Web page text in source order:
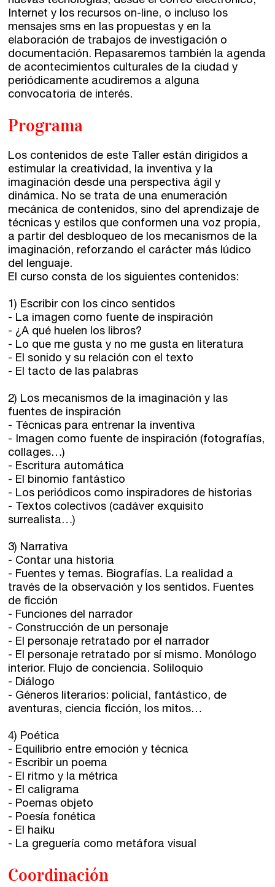
Internet y los recursos on-line, o incluso los
mensajes sms en las propuestas y en la
elaboración de trabajos de investigación o
documentación. Repasaremos también la agenda
de acontecimientos culturales de la ciudad y
periódicamente acudiremos a alguna
convocatoria de interés.
Programa
Los contenidos de este Taller están dirigidos a
estimular la creatividad, la inventiva y la
imaginación desde una perspectiva ágil y
dinámica. No se trata de una enumeración
mecánica de contenidos, sino del aprendizaje de
técnicas y estilos que conformen una voz propia,
a partir del desbloqueo de los mecanismos de la
imaginación, reforzando el carácter más lúdico
del lenguaje.
El curso consta de los siguientes contenidos:
1) Escribir con los cinco sentidos
- La imagen como fuente de inspiración
- ¿A qué huelen los libros?
- Lo que me gusta y no me gusta en literatura
- El sonido y su relación con el texto
- El tacto de las palabras
2) Los mecanismos de la imaginación y las
fuentes de inspiración
- Técnicas para entrenar la inventiva
- Imagen como fuente de inspiración (fotografías,
collages…)
- Escritura automática
- El binomio fantástico
- Los periódicos como inspiradores de historias
- Textos colectivos (cadáver exquisito
surrealista…)
3) Narrativa
- Contar una historia
- Fuentes y temas. Biografías. La realidad a
través de la observación y los sentidos. Fuentes
de ficción
- Funciones del narrador
- Construcción de un personaje
- El personaje retratado por el narrador
- El personaje retratado por sí mismo. Monólogo
interior. Flujo de conciencia. Soliloquio
- Diálogo
- Géneros literarios: policial, fantástico, de
aventuras, ciencia ficción, los mitos…
4) Poética
- Equilibrio entre emoción y técnica
- Escribir un poema
- El ritmo y la métrica
- El caligrama
- Poemas objeto
- Poesía fonética
- El haiku
- La greguería como metáfora visual
Coordinación